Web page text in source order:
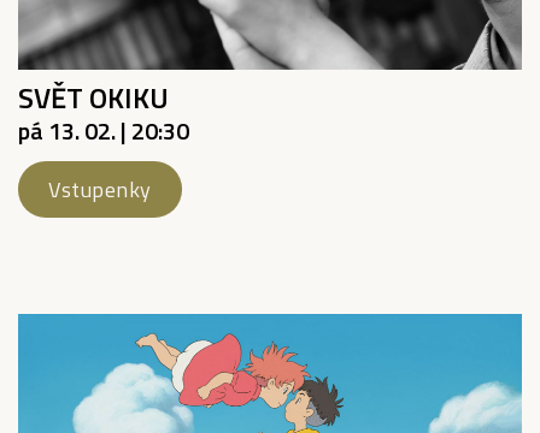
SVĚT OKIKU
pá 13. 02. | 20:30
Vstupenky